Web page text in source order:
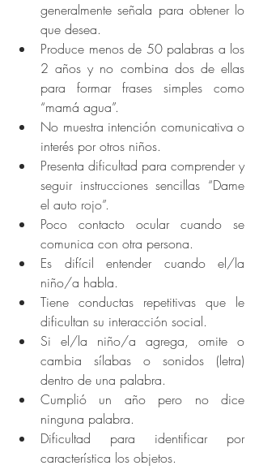
generalmente señala para obtener lo
que desea.
Produce menos de 50 palabras a los
2 años y no combina dos de ellas
para formar frases simples como
“mamá agua”.
No muestra intención comunicativa o
interés por otros niños.
Presenta dificultad para comprender y
seguir instrucciones sencillas “Dame
el auto rojo”.
Poco contacto ocular cuando se
comunica con otra persona.
Es difícil entender cuando el/la
niño/a habla.
Tiene conductas repetitivas que le
dificultan su interacción social.
Si el/la niño/a agrega, omite o
cambia sílabas o sonidos (letra)
dentro de una palabra.
Cumplió un año pero no dice
ninguna palabra.
Dificultad para identificar por
característica los objetos.